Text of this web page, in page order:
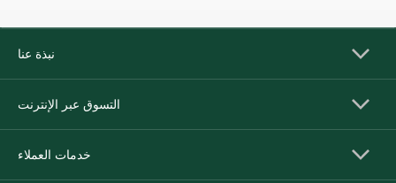
نبذة عنا
التسوق عبر الإنترنت
خدمات العملاء